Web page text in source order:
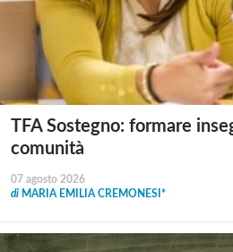
TFA Sostegno: formare
comunità
07 agosto 2026
di MARIA EMILIA CREMONESI*